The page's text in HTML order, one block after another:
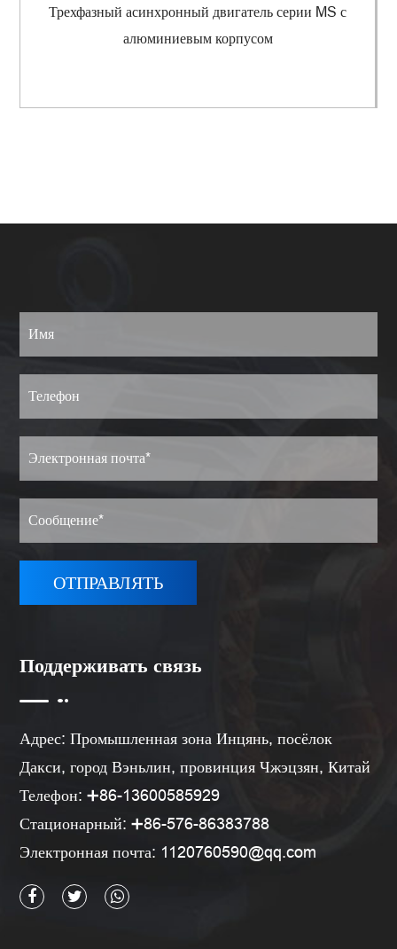
Трехфазный асинхронный двигатель серии MS с
алюминиевым корпусом
Поддерживать связь
Адрес: Промышленная зона Инцянь, посёлок
Дакси, город Вэньлин, провинция Чжэцзян, Китай
Телефон: ➕86-13600585929
Стационарный: ➕86-576-86383788
Электронная почта: 1120760590@qq.com